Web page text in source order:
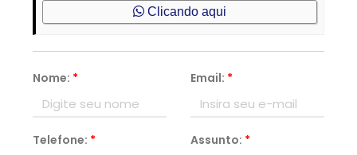
Clicando aqui
Nome: * Email: *
Telefone: * Assunto: *